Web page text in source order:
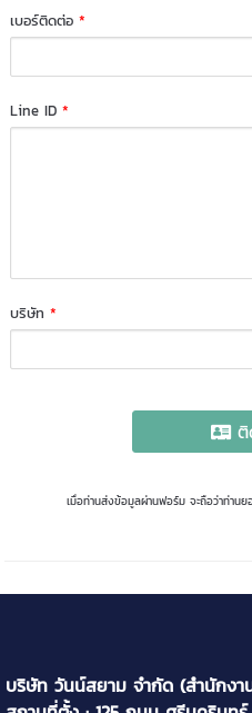
เบอร์ติดต่อ*
Line ID*
บริษัท*
เมื่อท่านส่งข้อมูลผ่านฟอร์ม จะถือว่าท่านย
บริษัท วันน์สยาม จำกัด (สำนักง